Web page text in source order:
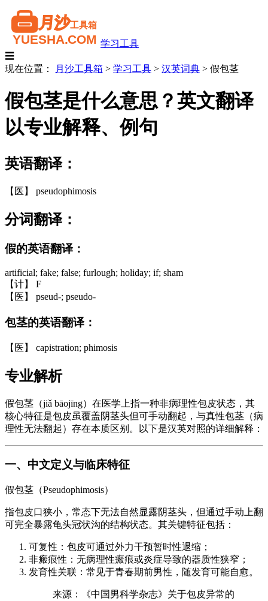
学习工具
☰
现在位置：
月沙工具箱 > 学习工具 > 汉英词典 > 假包茎
假包茎是什么意思？英文翻译
以专业解释、例句
英语翻译：
【医】 pseudophimosis
分词翻译：
假的英语翻译：
artificial; fake; false; furlough; holiday; if; sham
【计】 F
【医】 pseud-; pseudo-
包茎的英语翻译：
【医】 capistration; phimosis
专业解析
假包茎（jiǎ bāojīng）在医学上指一种非病理性包皮状态，其
核心特征是包皮虽覆盖阴茎头但可手动翻起，与真性包茎（病
理性无法翻起）存在本质区别。以下是汉英对照的详细解释：
一、中文定义与临床特征
假包茎（Pseudophimosis）
指包皮口狭小，常态下无法自然显露阴茎头，但通过手动上翻
可完全暴露龟头冠状沟的结构状态。其关键特征包括：
可复性：包皮可通过外力干预暂时性退缩；
非瘢痕性：无病理性瘢痕或炎症导致的器质性狭窄；
发育性关联：常见于青春期前男性，随发育可能自愈。
来源：《中国男科学杂志》关于包皮异常的